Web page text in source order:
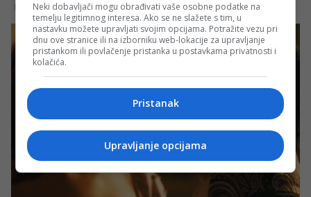
Neki dobavljači mogu obrađivati vaše osobne podatke na
temelju legitimnog interesa. Ako se ne slažete s tim, u
nastavku možete upravljati svojim opcijama. Potražite vezu pri
dnu ove stranice ili na izborniku web-lokacije za upravljanje
pristankom ili povlačenje pristanka u postavkama privatnosti i
kolačića.
Pristanak
Upravljanje opcijama